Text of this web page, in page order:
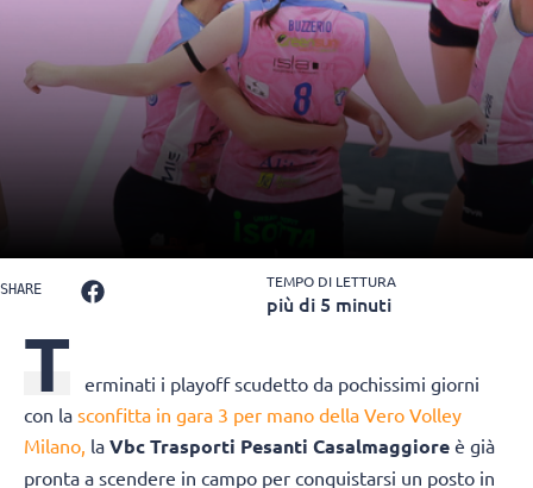
SHARE TEMPO DI LETTURA
più di 5 minuti
T
erminati i playoff scudetto da pochissimi giorni
con la sconfitta in gara 3 per mano della Vero Volley
Milano, la Vbc Trasporti Pesanti Casalmaggiore è già
pronta a scendere in campo per conquistarsi un posto in